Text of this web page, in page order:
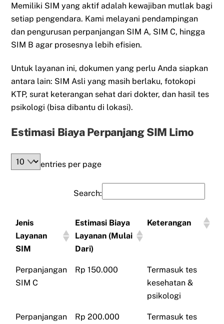
Memiliki SIM yang aktif adalah kewajiban mutlak bagi
setiap pengendara. Kami melayani pendampingan
dan pengurusan perpanjangan SIM A, SIM C, hingga
SIM B agar prosesnya lebih efisien.
Untuk layanan ini, dokumen yang perlu Anda siapkan
antara lain: SIM Asli yang masih berlaku, fotokopi
KTP, surat keterangan sehat dari dokter, dan hasil tes
psikologi (bisa dibantu di lokasi).
Estimasi Biaya Perpanjang SIM Limo
entries per page
Search:
Jenis
Layanan
SIM
Estimasi Biaya
Layanan (Mulai
Dari)
Keterangan
Perpanjangan
SIM C
Rp 150.000
Termasuk tes
kesehatan &
psikologi
Perpanjangan
Rp 200.000
Termasuk tes